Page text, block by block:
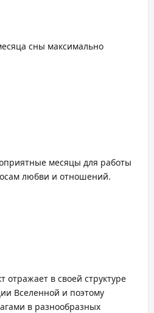
сны максимально
месяцы для работы
любви и отношений.
отражает в своей структуре
Вселенной и поэтому
в разнообразных